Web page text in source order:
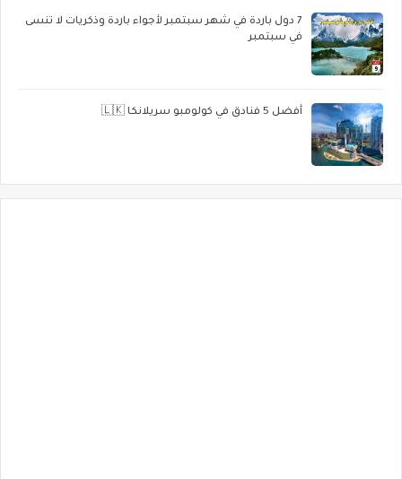
7 دول باردة في شهر سبتمبر لأجواء باردة وذكريات لا تنسى
في سبتمبر
أفضل 5 فنادق في كولومبو سريلانكا 🇱🇰